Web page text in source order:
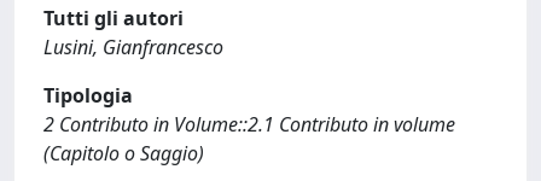
Tutti gli autori
Lusini, Gianfrancesco
Tipologia
2 Contributo in Volume::2.1 Contributo in volume
(Capitolo o Saggio)